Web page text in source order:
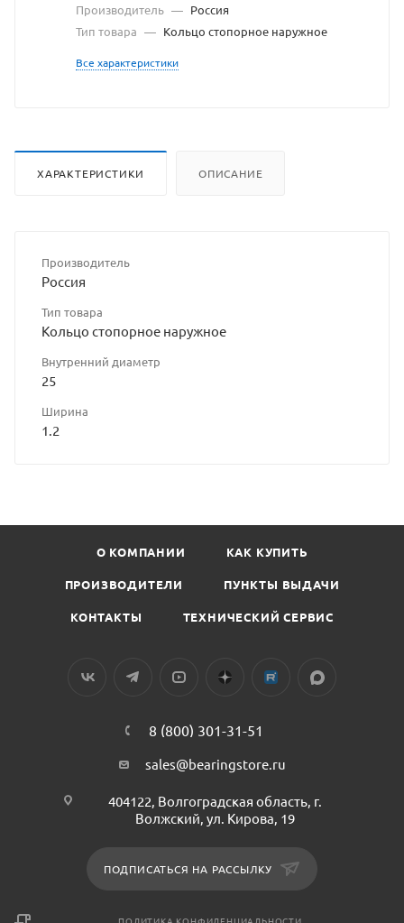
https://
без
разрешения
Производитель — Россия
Тип товара — Кольцо стопорное наружное
Все характеристики
ХАРАКТЕРИСТИКИ ОПИСАНИЕ
Производитель
Россия
Тип товара
Кольцо стопорное наружное
Внутренний диаметр
25
Ширина
1.2
О КОМПАНИИ КАК КУПИТЬ
ПРОИЗВОДИТЕЛИ ПУНКТЫ ВЫДАЧИ
КОНТАКТЫ ТЕХНИЧЕСКИЙ СЕРВИС
8 (800) 301-31-51
sales@bearingstore.ru
404122, Волгоградская область, г.
Волжский, ул. Кирова, 19
ПОДПИСАТЬСЯ НА РАССЫЛКУ